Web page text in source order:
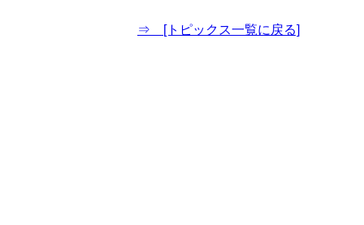
⇒ [トピックス一覧に戻る]